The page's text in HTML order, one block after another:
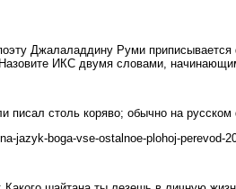
Джалаладдину Руми приписывается
ИКС двумя словами,
писал столь коряво; обычно на
jazyk-boga-vse-ostalnoe-plohoj-perevod-